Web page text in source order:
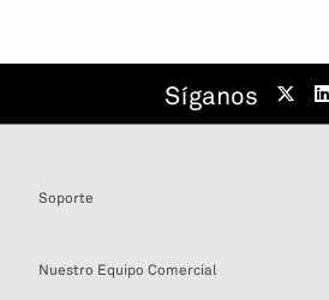
Síganos
Soporte
Nuestro Equipo Comercial